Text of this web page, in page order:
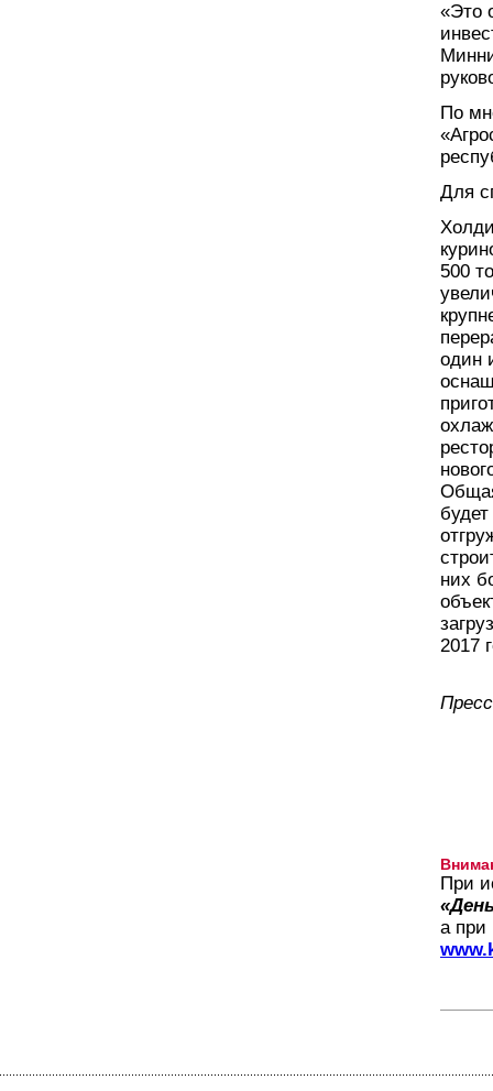
«Это
По
Для
500
один
них
2017
При
а при